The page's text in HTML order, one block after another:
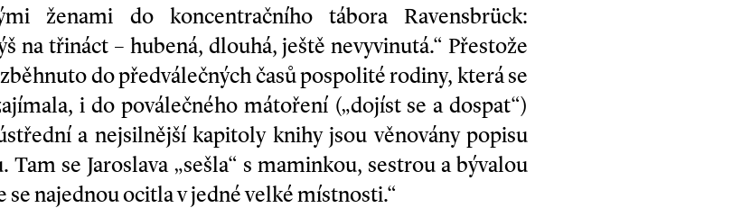
ženami do koncentračního tábora Ravensbrück:
na třináct – hubená, dlouhá, ještě nevyvinutá.“ Přestože
do předválečných časů pospolité rodiny, která se
i do poválečného mátoření („dojíst se a dospat“)
a nejsilnější kapitoly knihy jsou věnovány popisu
se Jaroslava „sešla“ s maminkou, sestrou a bývalou
se najednou ocitla v jedné velké místnosti.“